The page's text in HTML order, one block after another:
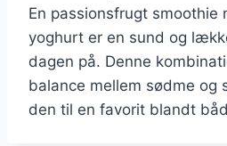
En passionsfrugt smoothie
yoghurt er en sund og
dagen på. Denne
balance mellem sødme og
den til en favorit blandt